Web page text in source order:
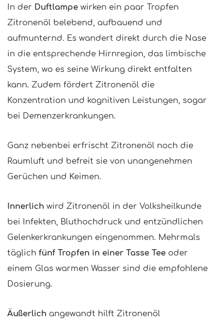
In der Duftlampe wirken ein paar Tropfen
Zitronenöl belebend, aufbauend und
aufmunternd. Es wandert direkt durch die Nase
in die entsprechende Hirnregion, das limbische
System, wo es seine Wirkung direkt entfalten
kann. Zudem fördert Zitronenöl die
Konzentration und kognitiven Leistungen, sogar
bei Demenzerkrankungen.
Ganz nebenbei erfrischt Zitronenöl noch die
Raumluft und befreit sie von unangenehmen
Gerüchen und Keimen.
Innerlich wird Zitronenöl in der Volksheilkunde
bei Infekten, Bluthochdruck und entzündlichen
Gelenkerkrankungen eingenommen. Mehrmals
täglich fünf Tropfen in einer Tasse Tee oder
einem Glas warmen Wasser sind die empfohlene
Dosierung.
Äußerlich angewandt hilft Zitronenöl